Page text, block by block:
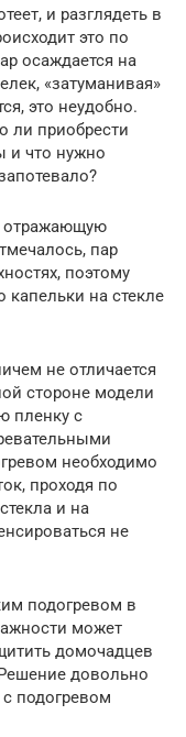
и разглядеть в
это по
осаждается на
«затуманивая»
это неудобно.
ли приобрести
и что нужно
отражающую
пар
поэтому
капельки на стекле
не отличается
стороне модели
пленку с
необходимо
проходя по
и на
не
подогревом в
может
домочадцев
довольно
подогревом